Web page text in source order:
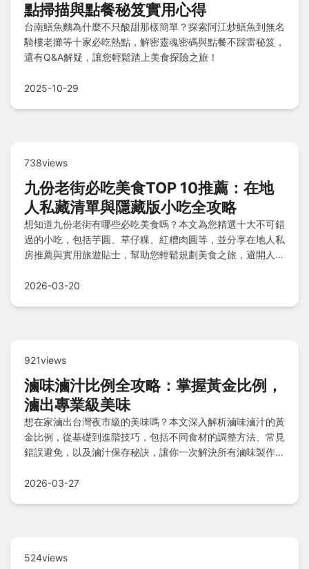
點掃描與點餐秘笈實用心得
台南鱔魚麵為什麼不只酸甜那樣簡單？探索阿江炒鱔魚到無名
騎樓老攤等十家必吃熱點，解密靈魂密碼與點餐不踩雷秘笈，
還有Q&A解疑，讓您輕鬆踏上美食探險之旅！
2025-10-29
738views
九份老街必吃美食TOP 10推薦：在地
人私藏清單與隱藏版小吃全攻略
想知道九份老街有哪些必吃美食嗎？本文為您精選十大不可錯
過的小吃，包括芋圓、草仔粿、紅糟肉圓等，並分享在地人私
房推薦與實用旅遊貼士，幫助您輕鬆規劃美食之旅，避開人潮
2026-03-20
921views
滷味滷汁比例全攻略：掌握黃金比例，
滷出專業級美味
想在家滷出台灣夜市級的美味嗎？本文深入解析滷味滷汁的黃
金比例，從基礎到進階技巧，包括不同食材的調整方法、常見
錯誤避免，以及滷汁保存秘訣，讓你一次解決所有滷味製作難
2026-03-27
524views